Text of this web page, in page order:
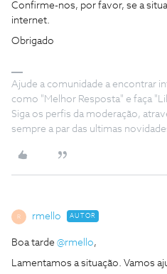
Confirme-nos, por favor, se a
internet.
Obrigado
Ajude a comunidade a encontrar
como "Melhor Resposta" e faça
Siga os perfis da moderação,
sempre a par das ultimas
R rmello AUTOR
Boa tarde @rmello,
Lamentamos a situação. Vamos